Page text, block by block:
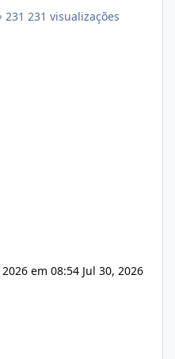
clientes ativos de
231 visualizações
em 08:54 Jul 30, 2026